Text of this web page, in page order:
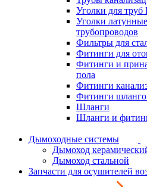
Уголки для
Уголки
трубопроводов
Фильтры для
Фитинги для
Фитинги и
пола
Фитинги
Фитинги
Шланги
Шланги и
Дымоходные системы
Дымоход
Дымоход стальной
Запчасти для осушителей